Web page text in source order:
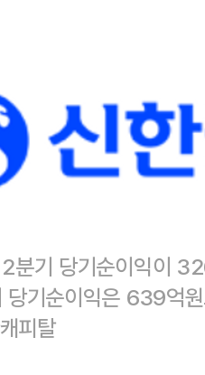
분기 당기순이익이
당기순이익은 639억
피탈